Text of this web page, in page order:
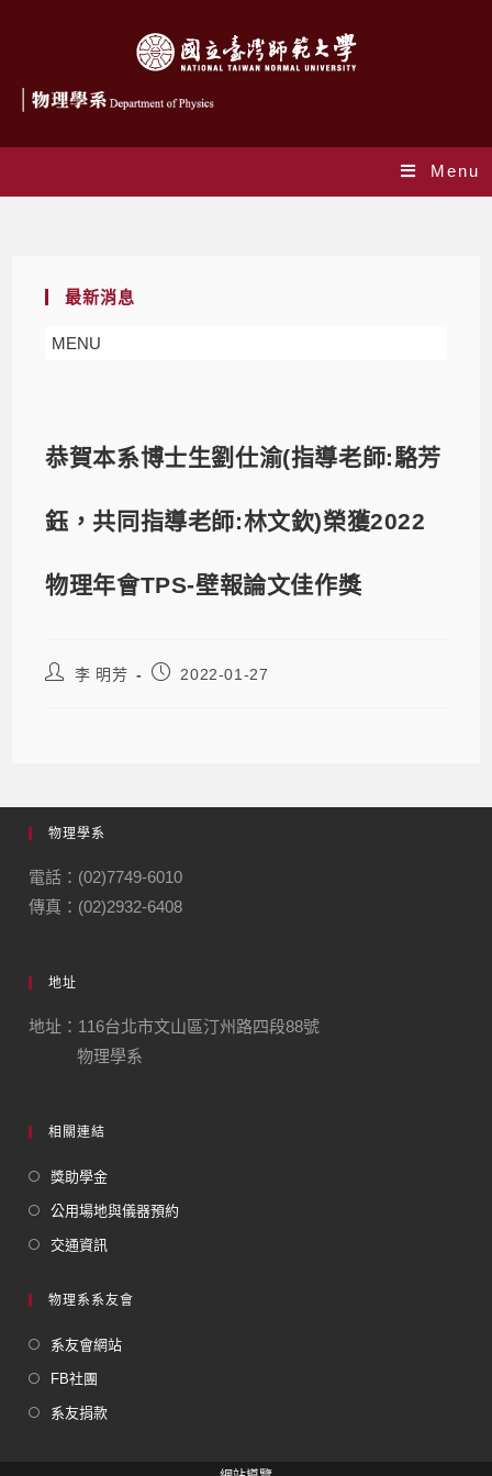
Menu
最新消息
MENU
恭賀本系博士生劉仕渝(指導老師:駱芳
鈺，共同指導老師:林文欽)榮獲2022
物理年會TPS-壁報論文佳作獎
李 明芳 2022-01-27
物理學系
電話：(02)7749-6010
傳真：(02)2932-6408
地址
地址：116台北市文山區汀州路四段88號
物理學系
相關連結
獎助學金
公用場地與儀器預約
交通資訊
物理系系友會
系友會網站
FB社團
系友捐款